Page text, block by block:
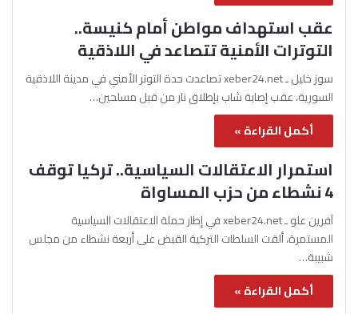
عقب استهداف مواطن أمام كنيسة..
التوترات الأمنية تتصاعد في اللاذقية
سوز خليل ـ xeber24.net تصاعدت حدة التوتر الأمني في مدينة اللاذقية
السورية، عقب إصابة شاب بإطلاق نار من قبل مسلحين…
أكمل القراءة »
استمرار الاعتقالات السياسية.. تركيا توقف
4 نشطاء من حزب المساواة
آفرين علو ـ xeber24.net في إطار حملة الاعتقالات السياسية
المستمرة، ألقت السلطات التركية القبض على أربعة نشطاء من مجلس
شبيبة…
أكمل القراءة »